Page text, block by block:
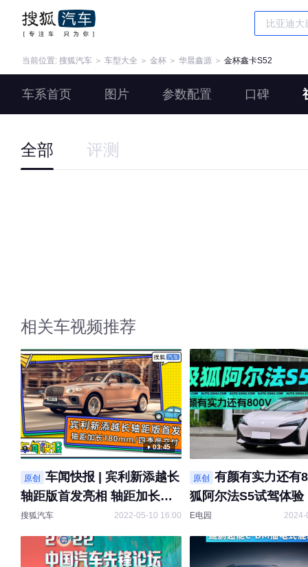
当前位置: 搜狐汽车 ＞ 车型大全 ＞ 金杯 ＞ 华晨鑫源 ＞ 金杯鑫卡S52
车系首页 图片 参数配置 口碑
全部 评测
相关车视频推荐
03:45
原创
车闻快报 | 宾利新添越长
轴距版首发亮相 轴距加长
180mm
搜狐汽车 2022-05-10 16:00
原创
有颜有实力还有
狐阿尔法S5试驾体验
E电园 2024-